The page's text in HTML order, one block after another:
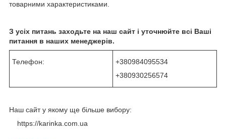
товарними характеристиками.
З усіх питань заходьте на наш сайт і уточнюйте всі Ваші
питання в наших менеджерів.
Телефон:
+380984095534
+380930256574
Наш сайт у якому ще більше вибору:
https://karinka.com.ua